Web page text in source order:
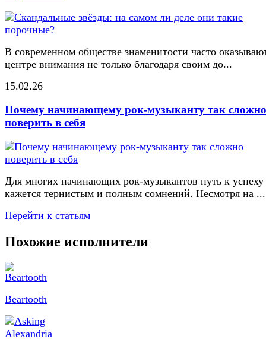
В современном обществе знаменитости часто
центре внимания не только благодаря своим до...
15.02.26
Почему начинающему рок-музыканту так сложно
поверить в себя
Для многих начинающих рок-музыкантов путь к успеху
кажется тернистым и полным сомнений. Несмотря на ...
Перейти к статьям
Похожие исполнители
Beartooth